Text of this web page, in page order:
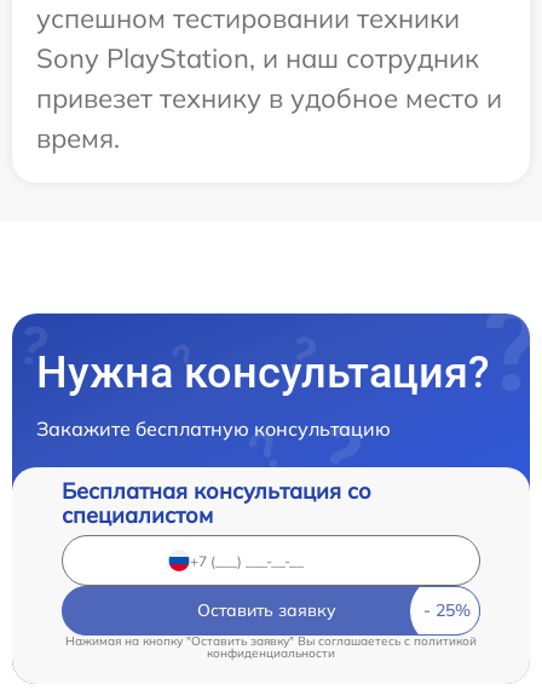
успешном тестировании техники
Sony PlayStation, и наш сотрудник
привезет технику в удобное место и
время.
Нужна консультация?
Закажите бесплатную консультацию
Бесплатная консультация со
специалистом
Оставить заявку
Нажимая на кнопку "Оставить заявку" Вы соглашаетесь cполитикой
конфиденциальности